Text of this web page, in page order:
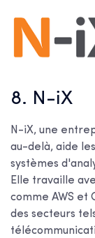
8. N-iX
N-iX, une
au-delà, aide
systèmes
Elle travaille
comme AWS et
des secteurs